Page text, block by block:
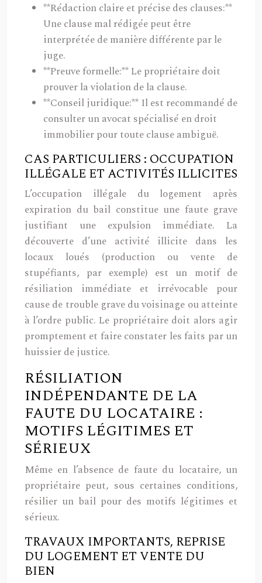
**Rédaction claire et précise des clauses:**
Une clause mal rédigée peut être
interprétée de manière différente par le
juge.
**Preuve formelle:** Le propriétaire doit
prouver la violation de la clause.
**Conseil juridique:** Il est recommandé de
consulter un avocat spécialisé en droit
immobilier pour toute clause ambiguë.
CAS PARTICULIERS : OCCUPATION
ILLÉGALE ET ACTIVITÉS ILLICITES
L’occupation illégale du logement après
expiration du bail constitue une faute grave
justifiant une expulsion immédiate. La
découverte d’une activité illicite dans les
locaux loués (production ou vente de
stupéfiants, par exemple) est un motif de
résiliation immédiate et irrévocable pour
cause de trouble grave du voisinage ou atteinte
à l’ordre public. Le propriétaire doit alors agir
promptement et faire constater les faits par un
huissier de justice.
RÉSILIATION
INDÉPENDANTE DE LA
FAUTE DU LOCATAIRE :
MOTIFS LÉGITIMES ET
SÉRIEUX
Même en l’absence de faute du locataire, un
propriétaire peut, sous certaines conditions,
résilier un bail pour des motifs légitimes et
sérieux.
TRAVAUX IMPORTANTS, REPRISE
DU LOGEMENT ET VENTE DU
BIEN